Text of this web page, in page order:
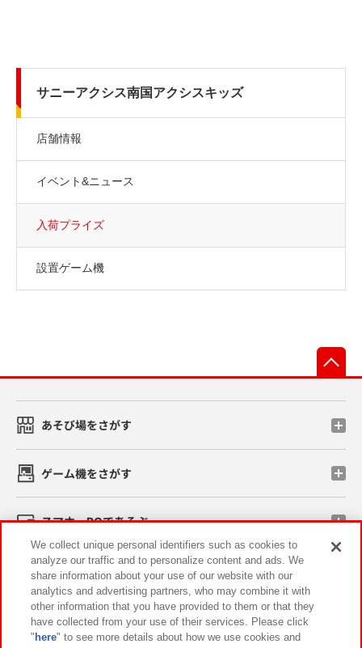
サニーアクシス南国アクシスキッズ
店舗情報
イベント&ニュース
入荷プライズ
設置ゲーム機
あそび場をさがす
ゲーム機をさがす
スマホ・PCであそぶ
イベント・キャンペーン
We collect unique personal identifiers such as cookies to
analyze our traffic and to personalize content and ads. We
share information about your use of our website with our
analytics and advertising partners, who may combine it with
other information that you have provided to them or that they
have collected from your use of their services. Please click
" here" to see more details about how we use cookies and